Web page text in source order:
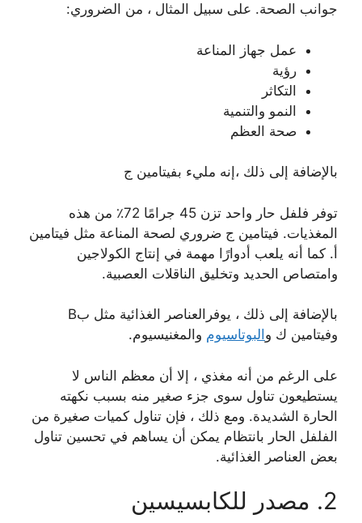
جوانب الصحة. على سبيل المثال ، من الضروري:
عمل جهاز المناعة
رؤية
التكاثر
النمو والتنمية
صحة العظم
بالإضافة إلى ذلك ،إنه مليء بفيتامين ج
توفر فلفل حار واحد تزن 45 جرامًا 72٪ من هذه
المغذيات. فيتامين ج ضروري لصحة المناعة مثل فيتامين
أ. كما أنه يلعب أدوارًا مهمة في إنتاج الكولاجين
وامتصاص الحديد وتخليق الناقلات العصبية.
بالإضافة إلى ذلك ، يوفرالعناصر الغذائية مثل بB
وفيتامين ك و البوتاسيوم والمغنيسيوم.
على الرغم من أنه مغذي ، إلا أن معظم الناس لا
يستطيعون تناول سوى جزء صغير منه بسبب نكهته
الحارة الشديدة. ومع ذلك ، فإن تناول كميات صغيرة من
الفلفل الحار بانتظام يمكن أن يساهم في تحسين تناول
بعض العناصر الغذائية.
2. مصدر للكابسيسين